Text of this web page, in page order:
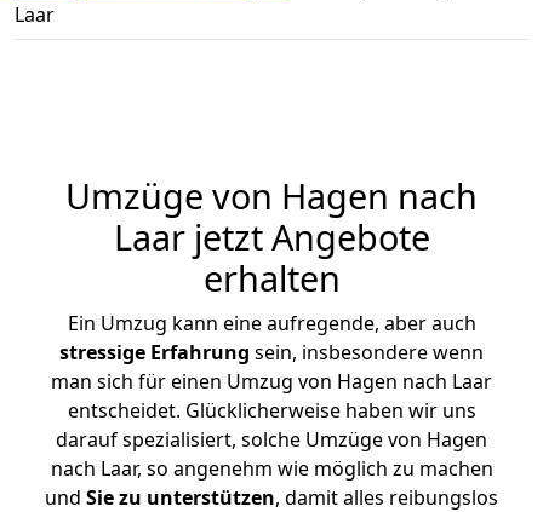
Laar
Umzüge von Hagen nach
Laar jetzt Angebote
erhalten
Ein Umzug kann eine aufregende, aber auch
stressige Erfahrung sein, insbesondere wenn
man sich für einen Umzug von Hagen nach Laar
entscheidet. Glücklicherweise haben wir uns
darauf spezialisiert, solche Umzüge von Hagen
nach Laar, so angenehm wie möglich zu machen
und Sie zu unterstützen, damit alles reibungslos